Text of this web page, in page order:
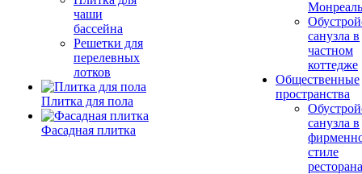
чаши
бассейна
Решетки для
перелевных
лотков
Плитка для пола
Фасадная плитка
Монреаль
санузла в
частном
коттедже
Общественные
пространства
санузла в
стиле
ресторана